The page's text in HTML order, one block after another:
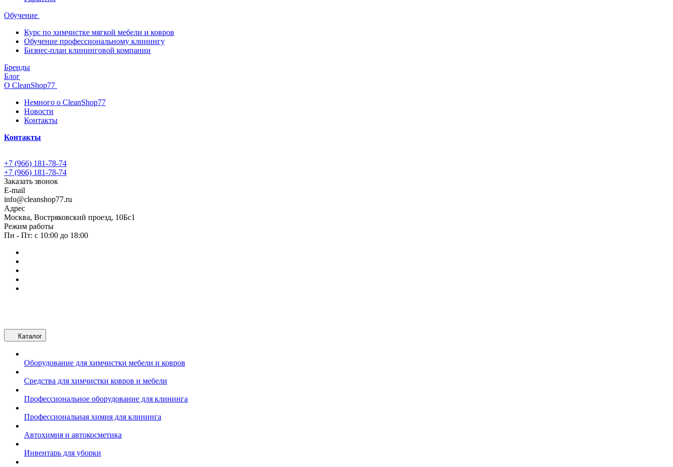
Обучение
Курс по химчистке мягкой мебели и ковров
Обучение профессиональному клинингу
Бизнес-план клининговой компании
Бренды
Блог
О CleanShop77
Немного о CleanShop77
Новости
Контакты
Контакты
+7 (966) 181-78-74
+7 (966) 181-78-74
Заказать звонок
E-mail
info@cleanshop77.ru
Адрес
Москва, Востряковский проезд, 10Бс1
Режим работы
Пн - Пт: с 10:00 до 18:00
Каталог
Оборудование для химчистки мебели и ковров
Средства для химчистки ковров и мебели
Профессиональное оборудование для клининга
Профессиональная химия для клининга
Автохимия и автокосметика
Инвентарь для уборки